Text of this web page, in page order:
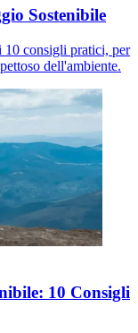
Sostenibile
10 consigli pratici, per
dell'ambiente.
10 Consigli